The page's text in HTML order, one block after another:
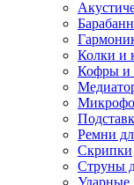
Колки и
Кофры и
Ремни
Скрипки
Струны
Ударные